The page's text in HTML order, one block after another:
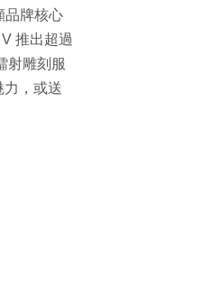
品牌核心
推出超過
射雕刻服
力，或送